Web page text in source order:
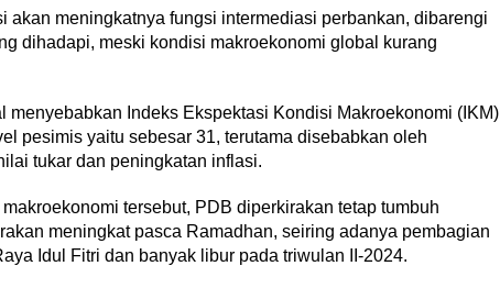
akan meningkatnya fungsi intermediasi perbankan, dibarengi
dihadapi, meski kondisi makroekonomi global kurang
Indeks Ekspektasi Kondisi Makroekonomi (IKM)
pesimis yaitu sebesar 31, terutama disebabkan oleh
tukar dan peningkatan inflasi.
tersebut, PDB diperkirakan tetap tumbuh
meningkat pasca Ramadhan, seiring adanya pembagian
Idul Fitri dan banyak libur pada triwulan II-2024.